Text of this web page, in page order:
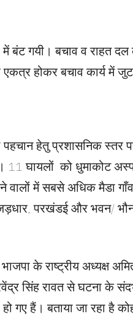
में बंट गयी। बचाव व राहत
होकर बचाव कार्य में
हेतु प्रशासनिक स्तर पर
घायलों को धुमाकोट
वालों में सबसे अधिक मैडा
परखंडई और भवन/ भौन
के राष्ट्रीय अध्यक्ष
सिंह रावत से घटना के
गए हैं। बताया जा रहा है